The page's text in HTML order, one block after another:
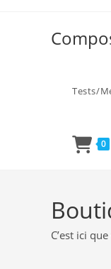
Tests/
0
C’est ici